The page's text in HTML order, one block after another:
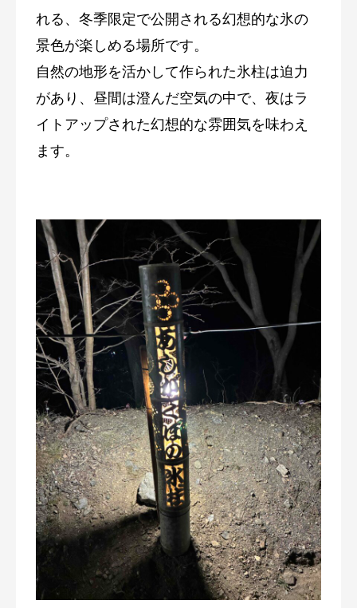
れる、冬季限定で公開される幻想的な氷の
景色が楽しめる場所です。
自然の地形を活かして作られた氷柱は迫力
があり、昼間は澄んだ空気の中で、夜はラ
イトアップされた幻想的な雰囲気を味わえ
ます。